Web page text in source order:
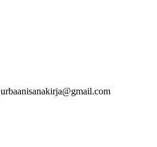
urbaanisanakirja@gmail.com